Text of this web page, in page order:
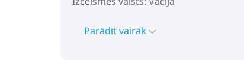
Parādīt vairāk